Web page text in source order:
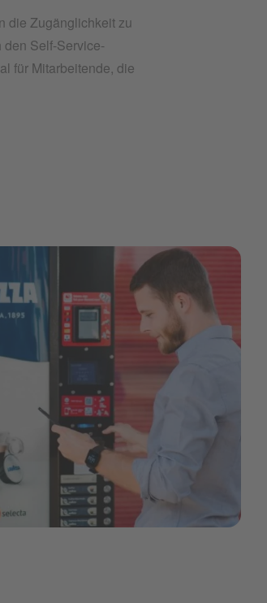
die Zugänglichkeit zu
Self-Service-
für Mitarbeitende, die